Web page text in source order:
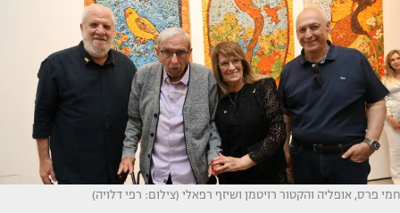
חמי פרס, אופליה והקטור רויטמן ושיזף רפאלי (צילום: רפי דלויה)